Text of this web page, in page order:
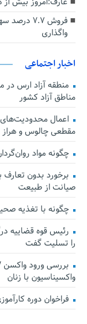
فروش ۷.۷
واگذاری
اخبار اجتماعی
منطقه آزاد ارس
مناطق آزاد کشور
اعمال محدودیت‌های
مقطعی چالوس و هراز
چگونه مواد
برخورد بدون
صیانت از طبیعت
چگونه با تغذیه
رئیس قوه قضاییه
را تسلیت گفت
واکسیناسیون با زنان
فراخوان دوره